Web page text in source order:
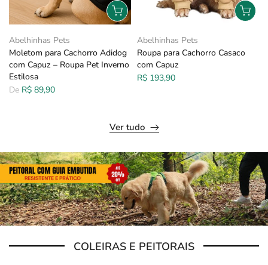
Abelhinhas Pets
Moletom para Cachorro Adidog
com Capuz – Roupa Pet Inverno
Estilosa
De R$ 89,90
Abelhinhas Pets
Roupa para Cachorro Casaco
com Capuz
R$ 193,90
Ver tudo
COLEIRAS E PEITORAIS